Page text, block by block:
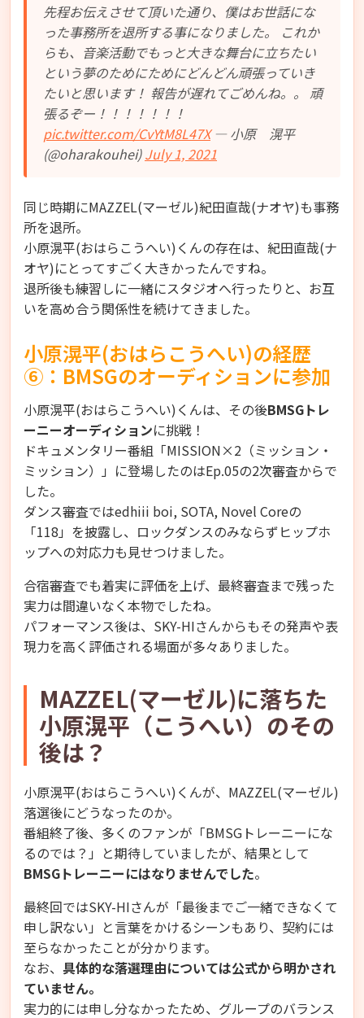
先程お伝えさせて頂いた通り、僕はお世話にな
った事務所を退所する事になりました。 これか
らも、音楽活動でもっと大きな舞台に立ちたい
という夢のためにためにどんどん頑張っていき
たいと思います！ 報告が遅れてごめんね。。 頑
張るぞー！！！！！！！
pic.twitter.com/CvYtM8L47X— 小原 滉平
(@oharakouhei)July 1, 2021
同じ時期にMAZZEL(マーゼル)紀田直哉(ナオヤ)も事務
所を退所。
小原滉平(おはらこうへい)くんの存在は、紀田直哉(ナ
オヤ)にとってすごく大きかったんですね。
退所後も練習しに一緒にスタジオへ行ったりと、お互
いを高め合う関係性を続けてきました。
小原滉平(おはらこうへい)の経歴
⑥：BMSGのオーディションに参加
小原滉平(おはらこうへい)くんは、その後BMSGトレ
ーニーオーディションに挑戦！
ドキュメンタリー番組「MISSION×2（ミッション・
ミッション）」に登場したのはEp.05の2次審査からで
した。
ダンス審査ではedhiii boi, SOTA, Novel Coreの
「118」を披露し、ロックダンスのみならずヒップホ
ップへの対応力も見せつけました。
合宿審査でも着実に評価を上げ、最終審査まで残った
実力は間違いなく本物でしたね。
パフォーマンス後は、SKY-HIさんからもその発声や表
現力を高く評価される場面が多々ありました。
MAZZEL(マーゼル)に落ちた
小原滉平（こうへい）のその
後は？
小原滉平(おはらこうへい)くんが、MAZZEL(マーゼル)
落選後にどうなったのか。
番組終了後、多くのファンが「BMSGトレーニーにな
るのでは？」と期待していましたが、結果として
BMSGトレーニーにはなりませんでした。
最終回ではSKY-HIさんが「最後までご一緒できなくて
申し訳ない」と言葉をかけるシーンもあり、契約には
至らなかったことが分かります。
なお、 具体的な落選理由については公式から明かされ
ていません。
実力的には申し分なかったため、グループのバランス